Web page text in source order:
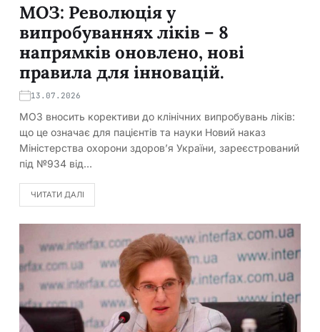
МОЗ: Революція у
випробуваннях ліків – 8
напрямків оновлено, нові
правила для інновацій.
13.07.2026
МОЗ вносить корективи до клінічних випробувань ліків:
що це означає для пацієнтів та науки Новий наказ
Міністерства охорони здоров’я України, зареєстрований
під №934 від…
ЧИТАТИ ДАЛІ